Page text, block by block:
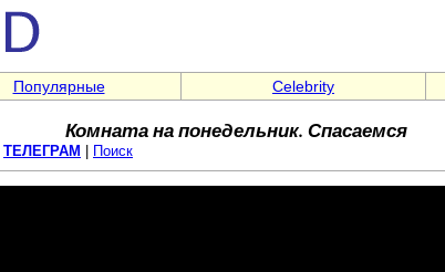
Популярные Celebrity
Комната на понедельник. Спасаемся
ТЕЛЕГРАМ Поиск